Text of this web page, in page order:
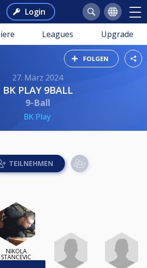
Login
Leagues Upgrade
FOLGEN
27. März 2024
BK PLAY 9BALL
9-Ball
BK Play
NIKOLA
STANCEVIC